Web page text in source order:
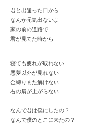
君と出逢った日から
なんか元気出ないよ
家の前の道路で
君が見てた時から
寝ても疲れが取れない
悪夢以外が見れない
金縛りまた解けない
右の肩が上がらない
なんで君は僕にしたの？
なんで僕のとこに来たの？